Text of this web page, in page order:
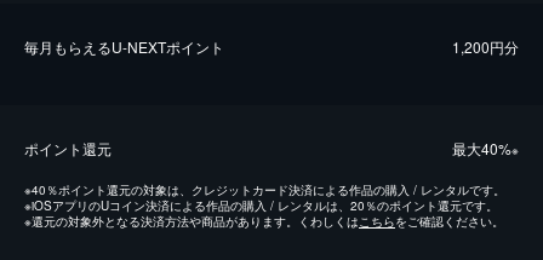
毎⽉もらえるU-NEXTポイント 1,200円分
ポイント還元 最⼤40%※
※40％ポイント還元の対象は、クレジットカード決済による作品の購入 / レンタルです。
※iOSアプリのUコイン決済による作品の購入 / レンタルは、20％のポイント還元です。
※還元の対象外となる決済方法や商品があります。くわしくはこちらをご確認ください。